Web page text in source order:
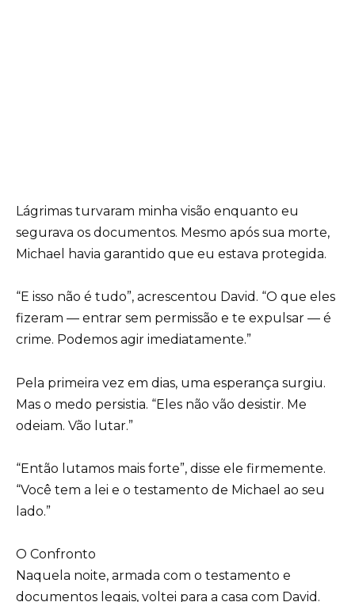
Lágrimas turvaram minha visão enquanto eu
segurava os documentos. Mesmo após sua morte,
Michael havia garantido que eu estava protegida.
“E isso não é tudo”, acrescentou David. “O que eles
fizeram — entrar sem permissão e te expulsar — é
crime. Podemos agir imediatamente.”
Pela primeira vez em dias, uma esperança surgiu.
Mas o medo persistia. “Eles não vão desistir. Me
odeiam. Vão lutar.”
“Então lutamos mais forte”, disse ele firmemente.
“Você tem a lei e o testamento de Michael ao seu
lado.”
O Confronto
Naquela noite, armada com o testamento e
documentos legais, voltei para a casa com David.